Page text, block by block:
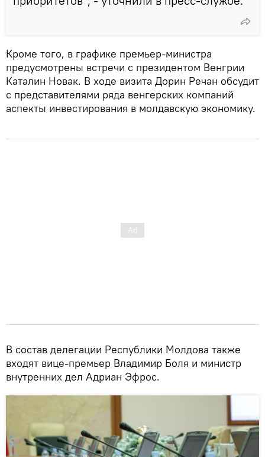
Кроме того, в графике премьер-министра
предусмотрены встречи с президентом Венгрии
Каталин Новак. В ходе визита Дорин Речан обсудит
с представителями ряда венгерских компаний
аспекты инвестирования в молдавскую экономику.
В состав делегации Республики Молдова также
входят вице-премьер Владимир Боля и министр
внутренних дел Адриан Эфрос.